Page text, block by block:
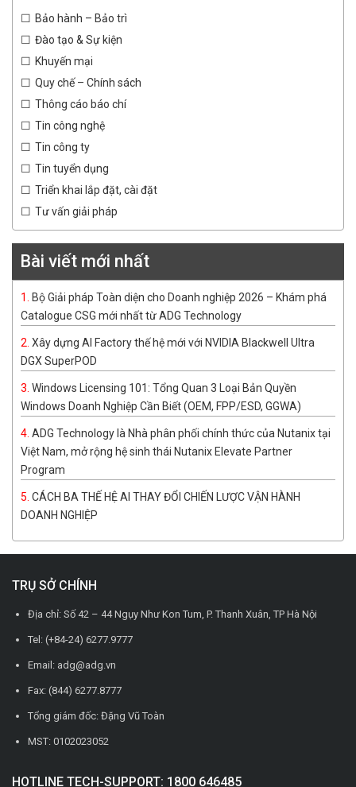
Bảo hành – Bảo trì
Đào tạo & Sự kiện
Khuyến mại
Quy chế – Chính sách
Thông cáo báo chí
Tin công nghệ
Tin công ty
Tin tuyển dụng
Triển khai lắp đặt, cài đặt
Tư vấn giải pháp
Bài viết mới nhất
Bộ Giải pháp Toàn diện cho Doanh nghiệp 2026 – Khám phá
Catalogue CSG mới nhất từ ADG Technology
Xây dựng AI Factory thế hệ mới với NVIDIA Blackwell Ultra
DGX SuperPOD
Windows Licensing 101: Tổng Quan 3 Loại Bản Quyền
Windows Doanh Nghiệp Cần Biết (OEM, FPP/ESD, GGWA)
ADG Technology là Nhà phân phối chính thức của Nutanix tại
Việt Nam, mở rộng hệ sinh thái Nutanix Elevate Partner
Program
CÁCH BA THẾ HỆ AI THAY ĐỔI CHIẾN LƯỢC VẬN HÀNH
DOANH NGHIỆP
TRỤ SỞ CHÍNH
Địa chỉ: Số 42 – 44 Ngụy Như Kon Tum, P. Thanh Xuân, TP Hà Nội
Tel: (+84-24) 6277.9777
Email: adg@adg.vn
Fax: (844) 6277.8777
Tổng giám đốc: Đặng Vũ Toàn
MST: 0102023052
HOTLINE TECH-SUPPORT: 1800 646485